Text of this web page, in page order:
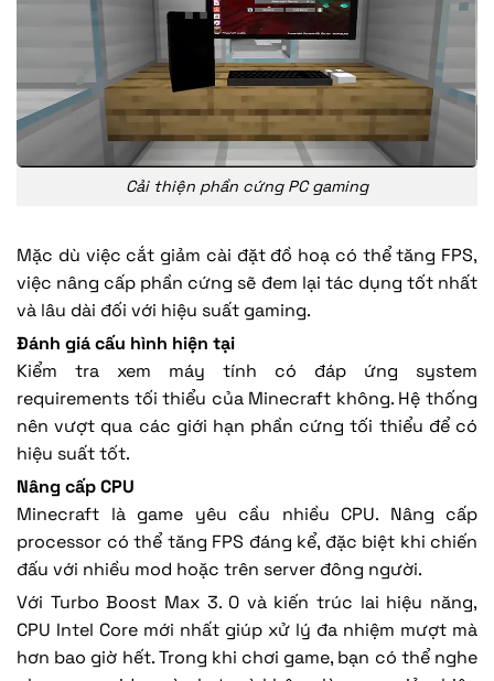
Cải thiện phần cứng PC gaming
Mặc dù việc cắt giảm cài đặt đồ hoạ có thể tăng FPS,
việc nâng cấp phần cứng sẽ đem lại tác dụng tốt nhất
và lâu dài đối với hiệu suất gaming.
Đánh giá cấu hình hiện tại
Kiểm tra xem máy tính có đáp ứng system
requirements tối thiểu của Minecraft không. Hệ thống
nên vượt qua các giới hạn phần cứng tối thiểu để có
hiệu suất tốt.
Nâng cấp CPU
Minecraft là game yêu cầu nhiều CPU. Nâng cấp
processor có thể tăng FPS đáng kể, đặc biệt khi chiến
đấu với nhiều mod hoặc trên server đông người.
Với Turbo Boost Max 3. 0 và kiến trúc lai hiệu năng,
CPU Intel Core mới nhất giúp xử lý đa nhiệm mượt mà
hơn bao giờ hết. Trong khi chơi game, bạn có thể nghe